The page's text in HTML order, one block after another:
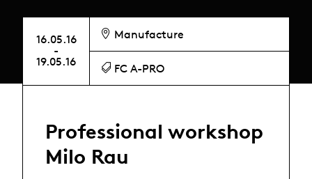
16.05.16
-
19.05.16
Manufacture
FC A-PRO
Professional workshop
Milo Rau